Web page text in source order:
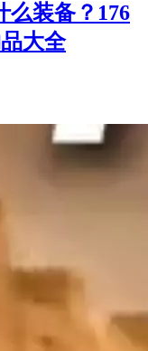
么装备？176
大全